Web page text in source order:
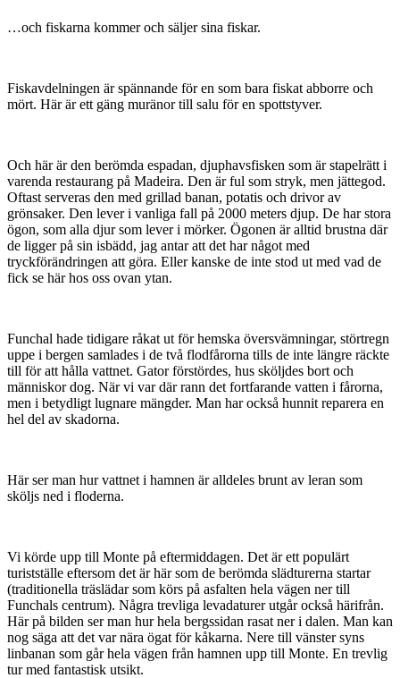
…och fiskarna kommer och säljer sina fiskar.
Fiskavdelningen är spännande för en som bara fiskat abborre och
mört. Här är ett gäng muränor till salu för en spottstyver.
Och här är den berömda espadan, djuphavsfisken som är stapelrätt i
varenda restaurang på Madeira. Den är ful som stryk, men jättegod.
Oftast serveras den med grillad banan, potatis och drivor av
grönsaker. Den lever i vanliga fall på 2000 meters djup. De har stora
ögon, som alla djur som lever i mörker. Ögonen är alltid brustna där
de ligger på sin isbädd, jag antar att det har något med
tryckförändringen att göra. Eller kanske de inte stod ut med vad de
fick se här hos oss ovan ytan.
Funchal hade tidigare råkat ut för hemska översvämningar, störtregn
uppe i bergen samlades i de två flodfårorna tills de inte längre räckte
till för att hålla vattnet. Gator förstördes, hus sköljdes bort och
människor dog. När vi var där rann det fortfarande vatten i fårorna,
men i betydligt lugnare mängder. Man har också hunnit reparera en
hel del av skadorna.
Här ser man hur vattnet i hamnen är alldeles brunt av leran som
sköljs ned i floderna.
Vi körde upp till Monte på eftermiddagen. Det är ett populärt
turistställe eftersom det är här som de berömda slädturerna startar
(traditionella träslädar som körs på asfalten hela vägen ner till
Funchals centrum). Några trevliga levadaturer utgår också härifrån.
Här på bilden ser man hur hela bergssidan rasat ner i dalen. Man kan
nog säga att det var nära ögat för kåkarna. Nere till vänster syns
linbanan som går hela vägen från hamnen upp till Monte. En trevlig
tur med fantastisk utsikt.